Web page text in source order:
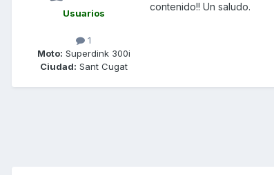
Usuarios
1
Moto: Superdink 300i
Ciudad: Sant Cugat
contenido!! Un saludo.